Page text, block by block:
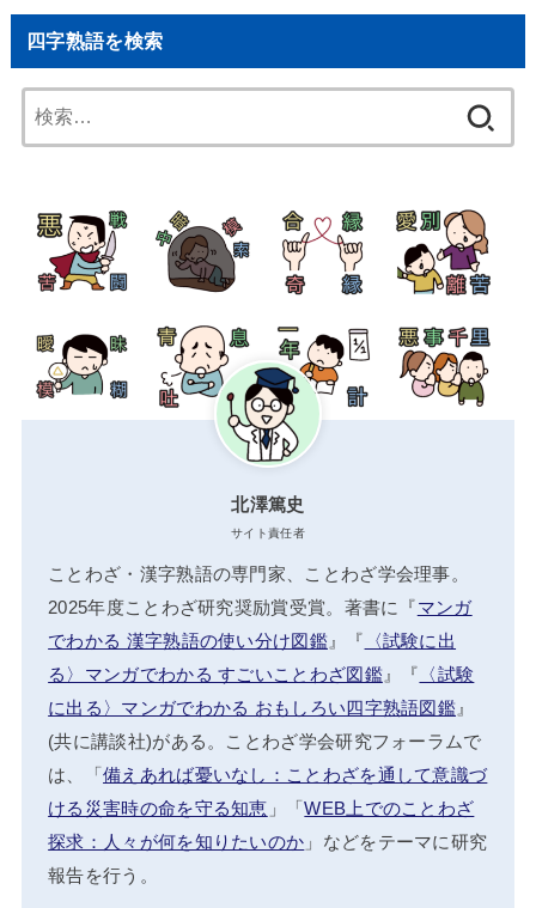
四字熟語を検索
索:
北澤篤史
サイト責任者
ことわざ・漢字熟語の専門家、ことわざ学会理事。
2025年度ことわざ研究奨励賞受賞。著書に『マンガ
でわかる 漢字熟語の使い分け図鑑』『 〈試験に出
る〉マンガでわかる すごいことわざ図鑑』『 〈試験
に出る〉マンガでわかる おもしろい四字熟語図鑑』
(共に講談社)がある。ことわざ学会研究フォーラムで
は、「備えあれば憂いなし：ことわざを通して意識づ
ける災害時の命を守る知恵 」「WEB上でのことわざ
探求：人々が何を知りたいのか 」などをテーマに研究
報告を行う。